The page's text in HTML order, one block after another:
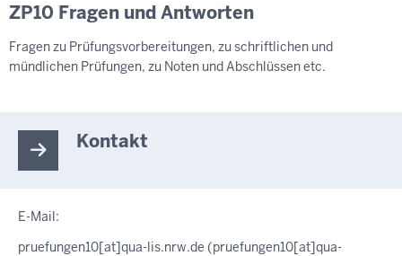
ZP10 Fragen und Antworten
Fragen zu Prüfungsvorbereitungen, zu schriftlichen und
mündlichen Prüfungen, zu Noten und Abschlüssen etc.
Kontakt
E-Mail:
pruefungen10[at]qua-lis.nrw.de (pruefungen10[at]qua-